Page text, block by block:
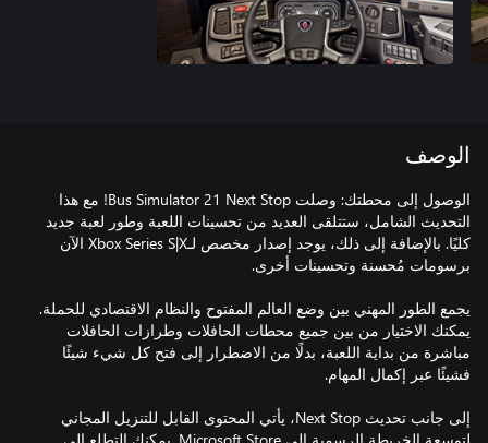
الوصف
الوصول إلى محطتك: وصلت Bus Simulator 21 Next Stop! مع هذا
التحديث الشامل، ستتلقى العديد من تحسينات اللعبة وطور لعبة جديد
كليًا. بالإضافة إلى ذلك، يوجد إصدار مخصص لـXbox Series S|X الآن
يجمع الطور المهني بين وضع العالم المفتوح والنظام الاقتصادي للحملة.
يمكنك الاختيار من بين جميع محطات الحافلات وطرازات الحافلات
مباشرة من بداية اللعبة، بدلًا من الاضطرار إلى فتح كل شيء شيئًا
إلى جانب تحديث Next Stop، يأتي المحتوى القابل للتنزيل المجاني